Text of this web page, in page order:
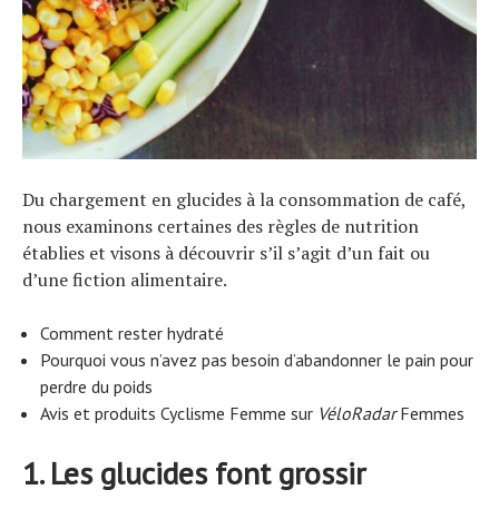
Du chargement en glucides à la consommation de café,
nous examinons certaines des règles de nutrition
établies et visons à découvrir s’il s’agit d’un fait ou
d’une fiction alimentaire.
Comment rester hydraté
Pourquoi vous n’avez pas besoin d’abandonner le pain pour
perdre du poids
Avis et produits Cyclisme Femme sur VéloRadarFemmes
1. Les glucides font grossir